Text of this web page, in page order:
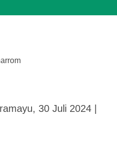
30 Juli 2024 |